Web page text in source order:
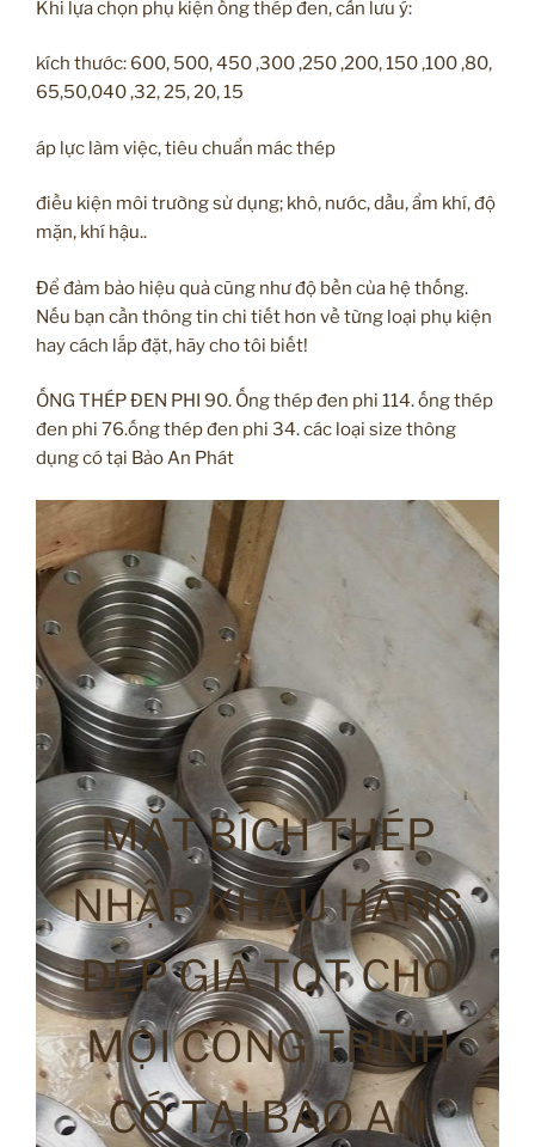
Khi lựa chọn phụ kiện ống thép đen, cần lưu ý:
kích thước: 600, 500, 450 ,300 ,250 ,200, 150 ,100 ,80,
65,50,040 ,32, 25, 20, 15
áp lực làm việc, tiêu chuẩn mác thép
điều kiện môi trường sử dụng; khô, nước, dầu, ẩm khí, độ
mặn, khí hậu..
Để đảm bảo hiệu quả cũng như độ bền của hệ thống.
Nếu bạn cần thông tin chi tiết hơn về từng loại phụ kiện
hay cách lắp đặt, hãy cho tôi biết!
ỐNG THÉP ĐEN PHI 90. Ống thép đen phi 114. ống thép
đen phi 76.ống thép đen phi 34. các loại size thông
dụng có tại Bảo An Phát
MẶT BÍCH THÉP
NHẬP KHẨU HÀNG
ĐẸP GIÁ TỐT CHO
MỌI CÔNG TRÌNH
CÓ TẠI BẢO AN